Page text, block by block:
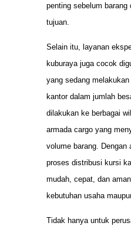
penting sebelum
tujuan.
Selain itu, layanan
kuburaya juga cocok
yang sedang
kantor dalam jumlah
dilakukan ke berbagai
armada cargo yang
volume barang. Dengan
proses distribusi kursi
mudah, cepat, dan
kebutuhan usaha
Tidak hanya untuk